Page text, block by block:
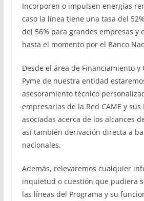
Incorporen o impulsen energías
caso la línea tiene una tasa del
del 56% para grandes empresas y
hasta el momento por el Banco
Desde el área de Financiamiento
Pyme de nuestra entidad
asesoramiento técnico
empresarias de la Red CAME y sus
asociadas acerca de los alcances
así también derivación directa a
nacionales.
Además, relevaremos cualquier
inquietud o cuestión que pudiera
las líneas del Programa y su